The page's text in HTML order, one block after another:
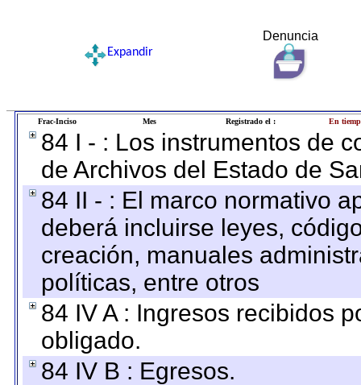
Denuncia
Expandir
Frac-Inciso Mes Registrado el : En
84 I - : Los instrumentos de
de Archivos del Estado de
84 II - : El marco normativo
deberá incluirse leyes,
creación, manuales
políticas, entre otros
84 IV A : Ingresos recibidos
obligado.
84 IV B : Egresos.